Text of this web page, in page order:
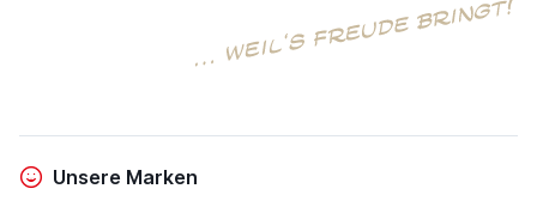
Unsere Marken